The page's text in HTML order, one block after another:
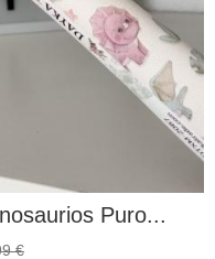
Puro...
€